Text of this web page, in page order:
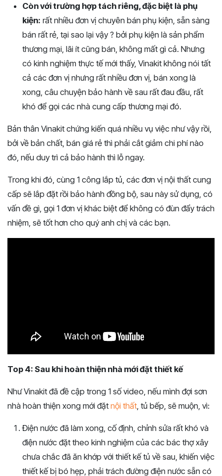
Còn với trường hợp tách riêng, đặc biệt là phụ
kiện: rất nhiều đơn vị chuyên bán phụ kiện, sẵn sàng
bán rất rẻ, tại sao lại vậy ? bởi phụ kiện là sản phẩm
thương mại, lãi ít cũng bán, không mất gì cả. Nhưng
có kinh nghiệm thực tế mới thấy, Vinakit không nói tất
cả các đơn vị nhưng rất nhiều đơn vị, bán xong là
xong, câu chuyện bảo hành về sau rất đau đầu, rất
khó để gọi các nhà cung cấp thương mại đó.
Bản thân Vinakit chứng kiến quá nhiều vụ việc như vậy rồi,
bởi về bản chất, bán giá rẻ thì phải cắt giảm chi phí nào
đó, nếu duy trì cả bảo hành thì lỗ ngay.
Trong khi đó, cùng 1 công lắp tủ, các đơn vị nội thất cung
cấp sẽ lắp đặt rồi bảo hành đồng bộ, sau này sử dụng, có
vấn đề gì, gọi 1 đơn vị khác biệt để không có đùn đẩy trách
nhiệm, sẽ tốt hơn cho quý anh chị và các bạn.
Top 4: Sau khi hoàn thiện nhà mới đặt thiết kế
Như Vinakit đã đề cập trong 1 số video, nếu mình đợi sơn
nhà hoàn thiện xong mới đặt nội thất, tủ bếp, sẽ muộn, vì:
Điện nước đã làm xong, cố định, chỉnh sửa rất khó và
điện nước đặt theo kinh nghiệm của các bác thợ xây
chưa chắc đã ăn khớp với thiết kế tủ về sau, khiến việc
thiết kế bị bó hẹp, phải trách đường điện nước sẵn có